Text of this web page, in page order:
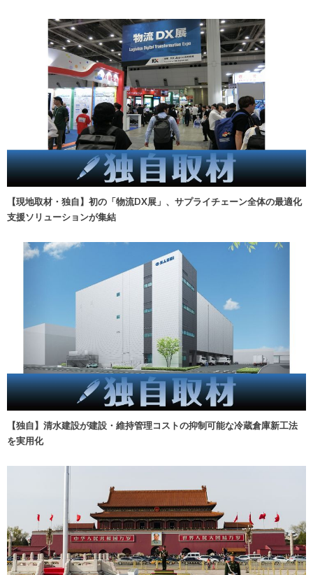
【現地取材・独自】初の「物流DX展」、サプライチェーン全体の最適化
支援ソリューションが集結
【独自】清水建設が建設・維持管理コストの抑制可能な冷蔵倉庫新工法
を実用化